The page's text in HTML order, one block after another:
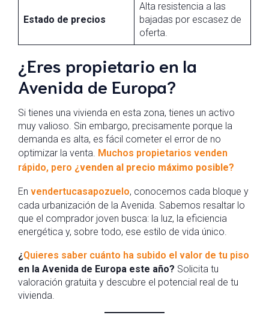
Estado de precios
Alta resistencia a las
bajadas por escasez de
oferta.
¿Eres propietario en la
Avenida de Europa?
Si tienes una vivienda en esta zona, tienes un activo
muy valioso. Sin embargo, precisamente porque la
demanda es alta, es fácil cometer el error de no
optimizar la venta. Muchos propietarios venden
rápido, pero ¿venden al precio máximo posible?
En vendertucasapozuelo, conocemos cada bloque y
cada urbanización de la Avenida. Sabemos resaltar lo
que el comprador joven busca: la luz, la eficiencia
energética y, sobre todo, ese estilo de vida único.
¿Quieres saber cuánto ha subido el valor de tu piso
en la Avenida de Europa este año? Solicita tu
valoración gratuita y descubre el potencial real de tu
vivienda.